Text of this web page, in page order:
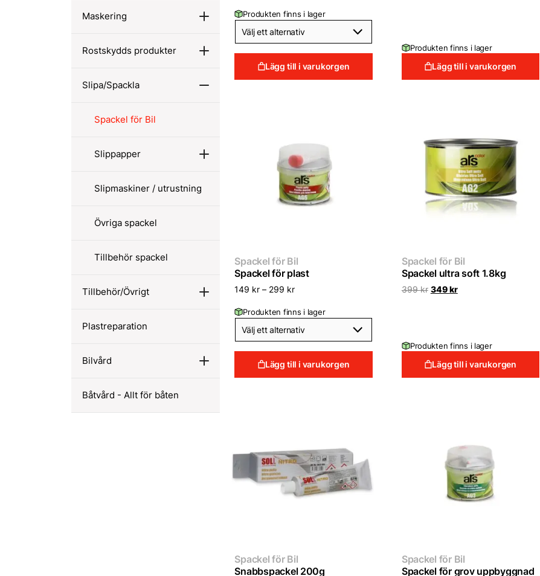
Maskering
Rostskydds produkter
Slipa/Spackla
Spackel för Bil
Slippapper
Slipmaskiner / utrustning
Övriga spackel
Tillbehör spackel
Tillbehör/Övrigt
Plastreparation
Bilvård
Båtvård - Allt för båten
Produkten finns i lager
Lägg till i varukorgen
Produkten finns i lager
Lägg till i varukorgen
Spackel för Bil
Spackel för plast
149 kr – 299 kr
Produkten finns i lager
Lägg till i varukorgen
Spackel för Bil
Spackel ultra soft 1.8kg
399kr Det
349krDet
Produkten finns i lager
Lägg till i varukorgen
Spackel för Bil
Snabbspackel 200g
Spackel för Bil
Spackel för grov uppbyggnad